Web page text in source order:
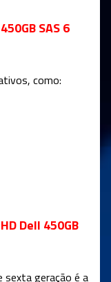
SAS 6
como:
Dell 450GB
sexta geração é a